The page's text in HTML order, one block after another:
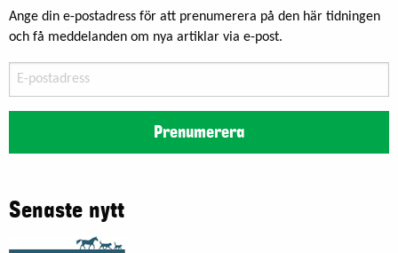
Ange din e-postadress för att prenumerera på den här tidningen
och få meddelanden om nya artiklar via e-post.
postadress
Prenumerera
Senaste nytt